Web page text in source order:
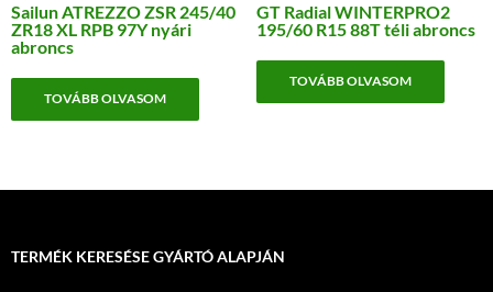
Sailun ATREZZO ZSR 245/40
ZR18 XL RPB 97Y nyári
abroncs
TOVÁBB OLVASOM
GT Radial WINTERPRO2
195/60 R15 88T téli abroncs
TOVÁBB OLVASOM
TERMÉK KERESÉSE GYÁRTÓ ALAPJÁN